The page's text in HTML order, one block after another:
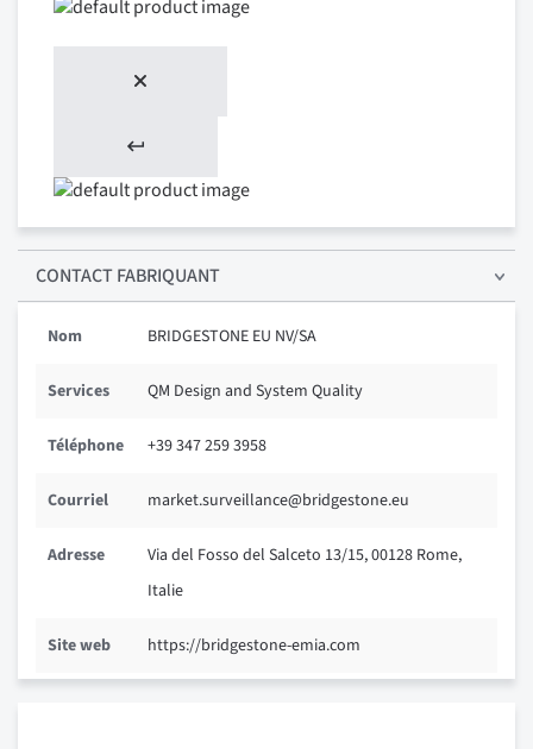
CONTACT FABRIQUANT
Nom BRIDGESTONE EU NV/SA
Services QM Design and System Quality
Téléphone +39 347 259 3958
Courriel market.surveillance@bridgestone.eu
Adresse
Via del Fosso del Salceto 13/15, 00128 Rome,
Italie
Site web https://bridgestone-emia.com